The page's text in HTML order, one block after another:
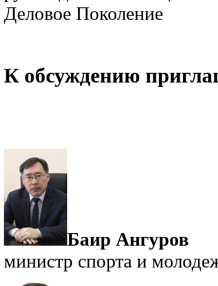
Деловое Поколение
К обсуждению
Баир Ангуров
министр спорта и